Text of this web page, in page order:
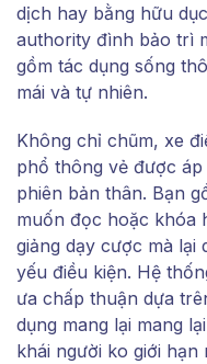
dịch hay bằng hữu
authority đình bảo trì
gồm tác dụng sống
mái và tự nhiên.
Không chỉ chũm, xe
phổ thông vẻ được
phiên bản thân. Bạn
muốn đọc hoặc khóa
giảng dạy cược mà lại
yếu điều kiện. Hệ
ưa chấp thuận dựa
dụng mang lại mang
khái người ko giới